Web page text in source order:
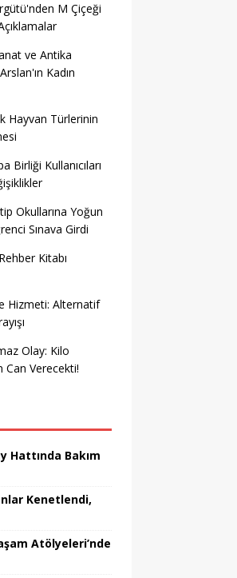
M Çiçeği
ve Antika
Kadın
Hayvan Türlerinin
Birliği Kullanıcıları
Okullarına Yoğun
Sınava Girdi
Kitabı
Hizmeti: Alternatif
Olay: Kilo
Can Verecekti!
Hattında Bakım
Kenetlendi,
Atölyeleri’nde